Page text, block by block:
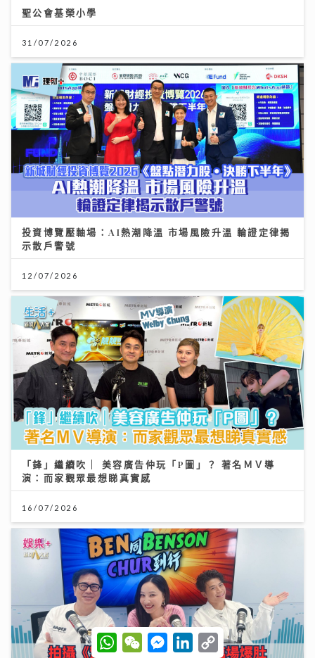
聖公會基榮小學
31/07/2026
投資博覽壓軸場：AI熱潮降溫 市場風險升溫 輪證定律揭
示散戶警號
12/07/2026
「鋒」繼續吹 | 美容廣告仲玩「P圖」？ 著名ＭＶ導
演：而家觀眾最想睇真實感
16/07/2026
W
h
W
e
M
e
L
C
o